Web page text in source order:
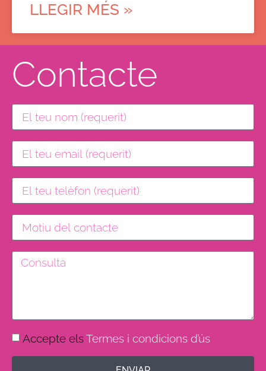
LLEGIR MÉS »
Contacte
Accepte elsTermes i condicions d’ús